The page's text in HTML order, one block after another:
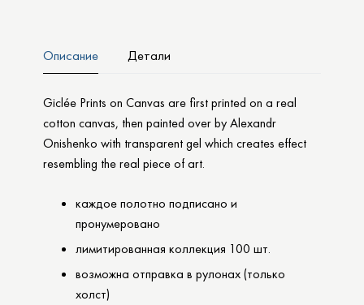
Описание Детали
Giclée Prints on Canvas are first printed on a real
cotton canvas, then painted over by Alexandr
Onishenko with transparent gel which creates effect
resembling the real piece of art.
каждое полотно подписано и
пронумеровано
лимитированная коллекция 100 шт.
возможна отправка в рулонах (только
холст)